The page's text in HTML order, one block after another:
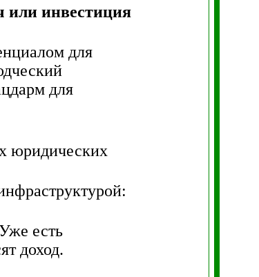
или инвестиция
для
для
юридических
есть
доход.